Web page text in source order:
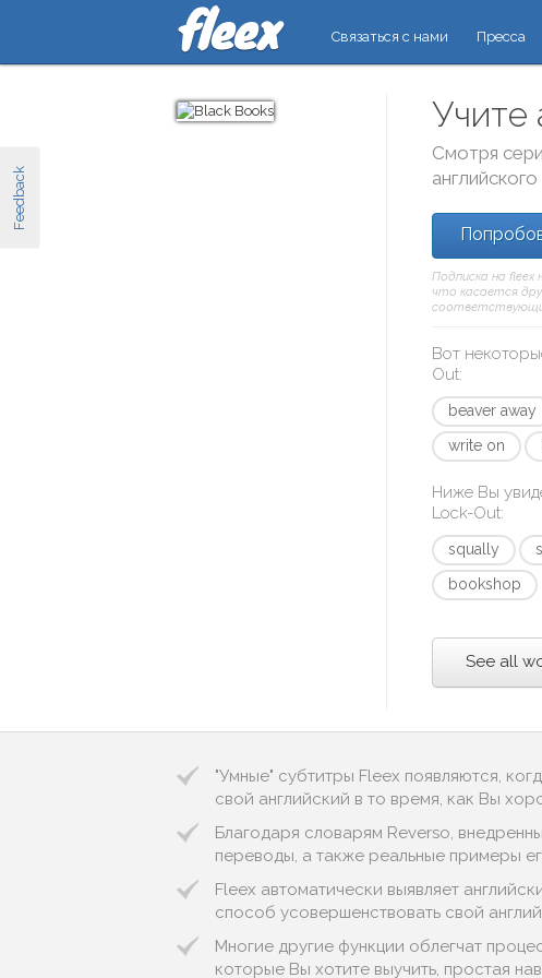
Feedback
Связаться с нами Пресса
Учите
Смотря
английского
Подписка на fleex
что касается
Вот
Out:
beaver away
write on
Ниже Вы
Lock-Out:
squally
bookshop
See all
"Умные" субтитры Fleex появляются,
свой английский в то время, как Вы
Благодаря словарям Reverso,
переводы, а также реальные примеры
Fleex автоматически выявляет
способ усовершенствовать свой
Многие другие функции облегчат
которые Вы хотите выучить, простая